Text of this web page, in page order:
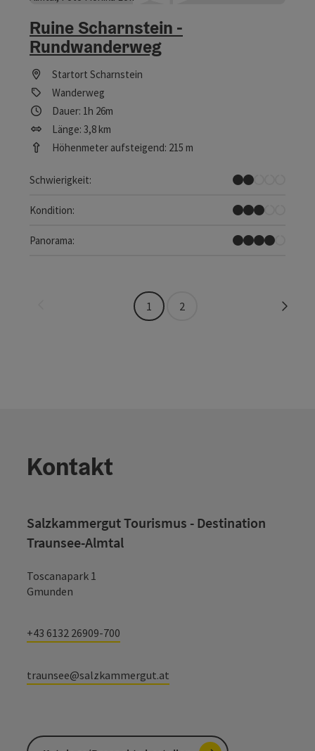
Ruine Scharnstein -
Rundwanderweg
Startort Scharnstein
Wanderweg
Dauer: 1h 26m
Länge: 3,8 km
Höhenmeter aufsteigend: 215 m
Schwierigkeit:
Leicht
Kondition:
Mittel
Panorama:
Tolles Panorama
1 2 Seite
Kontakt
Salzkammergut Tourismus - Destination
Traunsee-Almtal
Toscanapark 1
Gmunden
+43 6132 26909-700
traunsee@salzkammergut.at